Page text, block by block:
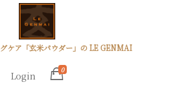
ケア「玄米パウダー」の LE GENMAI
Login
0